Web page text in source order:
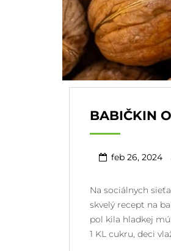
BABIČKIN
feb 26, 2024
Na sociálnych
skvelý recept na
pol kila hladkej
1 KL cukru, deci